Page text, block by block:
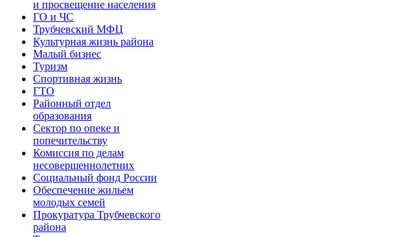
и просвещение населения
ГО и ЧС
Трубчевский МФЦ
Культурная жизнь района
Малый бизнес
Туризм
Спортивная жизнь
ГТО
Районный отдел
образования
Сектор по опеке и
попечительству
Комиссия по делам
несовершеннолетних
Социальный фонд России
Обеспечение жильем
молодых семей
Прокуратура Трубчевского
района